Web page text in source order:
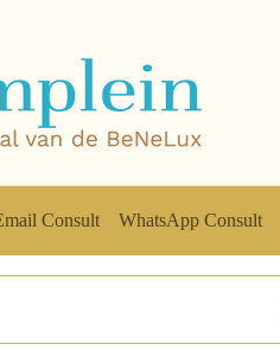
Consult WhatsApp Consult